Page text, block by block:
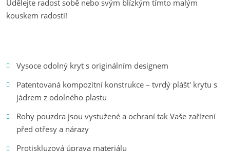
Udělejte radost sobě nebo svým blízkým tímto malým
kouskem radosti!
Vysoce odolný kryt s originálním designem
Patentovaná kompozitní konstrukce – tvrdý plášt' krytu s
jádrem z odolného plastu
Rohy pouzdra jsou vystužené a ochraní tak Vaše zařízení
před otřesy a nárazy
Protiskluzová úprava materiálu